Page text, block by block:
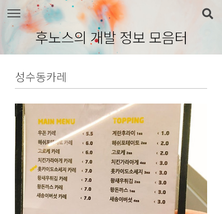
본문 바로가기
후노스의 개발 정보 모음터
성수동카레